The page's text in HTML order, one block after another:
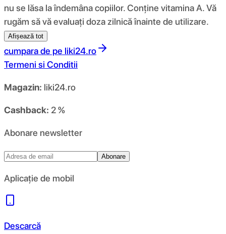
nu se lăsa la îndemâna copiilor. Conține vitamina A. Vă
rugăm să vă evaluați doza zilnică înainte de utilizare.
Afișează tot
cumpara de pe liki24.ro
Termeni si Conditii
Magazin: liki24.ro
Cashback: 2 %
Abonare newsletter
Abonare
Aplicație de mobil
Descarcă